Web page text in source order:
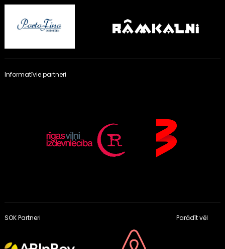
Informatīvie partneri
SOK Partneri Parādīt vēl